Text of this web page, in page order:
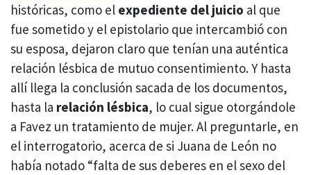
históricas, como el expediente del juicio al que
fue sometido y el epistolario que intercambió con
su esposa, dejaron claro que tenían una auténtica
relación lésbica de mutuo consentimiento. Y hasta
allí llega la conclusión sacada de los documentos,
hasta la relación lésbica, lo cual sigue otorgándole
a Favez un tratamiento de mujer. Al preguntarle, en
el interrogatorio, acerca de si Juana de León no
había notado “falta de sus deberes en el sexo del